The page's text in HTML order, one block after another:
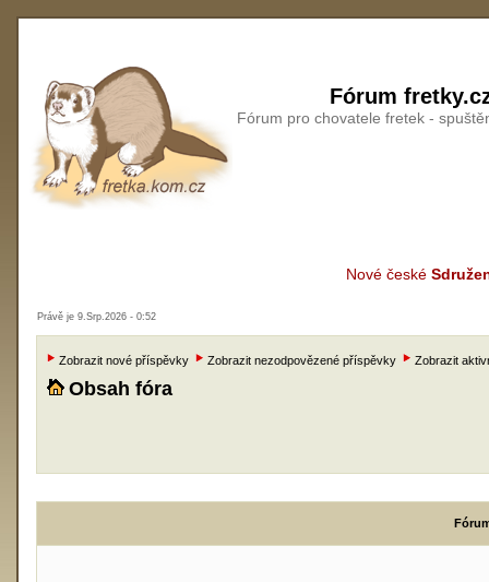
Fórum
Fórum pro chovatele fretek -
Nové české
Právě je 9.Srp.2026 - 0:52
Zobrazit nové příspěvky Zobrazit nezodpovězené příspěvky Zobrazit
Obsah fóra